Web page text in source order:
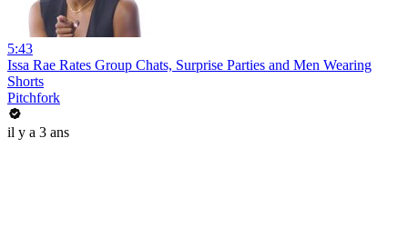
5:43
Issa Rae Rates Group Chats, Surprise Parties and Men Wearing
Shorts
Pitchfork
il y a 3 ans